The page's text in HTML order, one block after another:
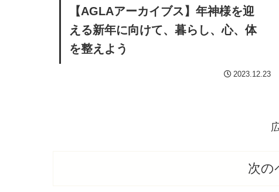
【AGLAアーカイブス】年神様を迎
える新年に向けて、暮らし、心、体
を整えよう
2023.12.23
次の